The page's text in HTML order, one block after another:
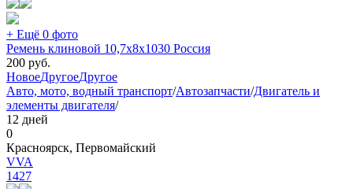
+ Ещё 0 фото
Ремень клиновой 10,7х8х1030 Россия
200 руб.
НовоеДругоеДругое
Авто, мото, водный транспорт/Автозапчасти/Двигатель и
элементы двигателя/
12 дней
0
Красноярск, Первомайский
VVA
1427